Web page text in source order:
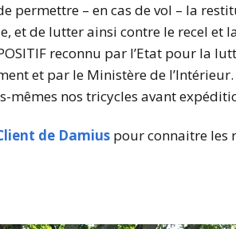
permettre – en cas de vol – la
et de lutter ainsi contre le recel et
reconnu par l’Etat pour la
et par le Ministère de
mêmes nos tricycles avant
de Damius pour connaitre les